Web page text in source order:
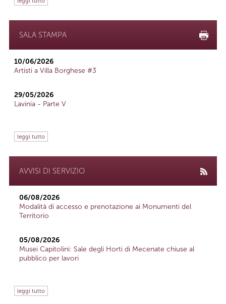
SALA STAMPA
10/06/2026
Artisti a Villa Borghese #3
29/05/2026
Lavinia - Parte V
leggi tutto
AVVISI DI SERVIZIO
06/08/2026
Modalità di accesso e prenotazione ai Monumenti del
Territorio
05/08/2026
Musei Capitolini: Sale degli Horti di Mecenate chiuse al
pubblico per lavori
leggi tutto